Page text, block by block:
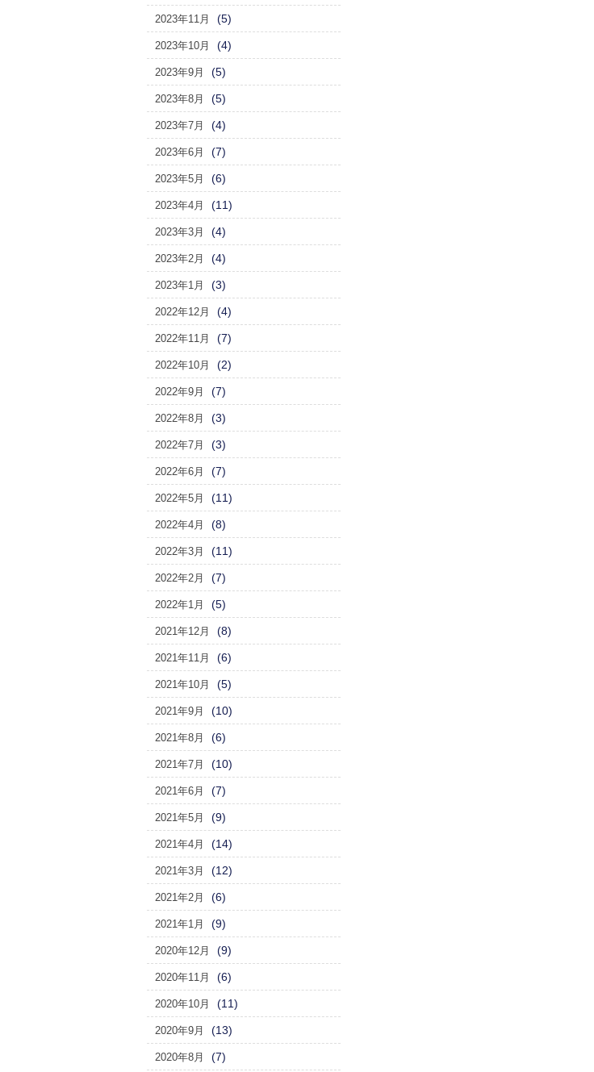
2023年11月 (5)
2023年10月 (4)
2023年9月 (5)
2023年8月 (5)
2023年7月 (4)
2023年6月 (7)
2023年5月 (6)
2023年4月 (11)
2023年3月 (4)
2023年2月 (4)
2023年1月 (3)
2022年12月 (4)
2022年11月 (7)
2022年10月 (2)
2022年9月 (7)
2022年8月 (3)
2022年7月 (3)
2022年6月 (7)
2022年5月 (11)
2022年4月 (8)
2022年3月 (11)
2022年2月 (7)
2022年1月 (5)
2021年12月 (8)
2021年11月 (6)
2021年10月 (5)
2021年9月 (10)
2021年8月 (6)
2021年7月 (10)
2021年6月 (7)
2021年5月 (9)
2021年4月 (14)
2021年3月 (12)
2021年2月 (6)
2021年1月 (9)
2020年12月 (9)
2020年11月 (6)
2020年10月 (11)
2020年9月 (13)
2020年8月 (7)